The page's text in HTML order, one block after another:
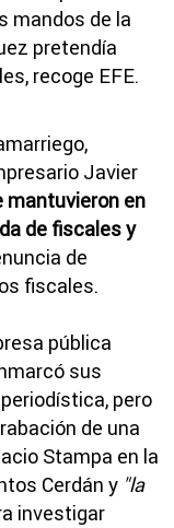
mandos de la
pretendía
recoge EFE.
Javier
mantuvieron en
de fiscales y
de
fiscales.
pública
sus
pero
de una
Stampa en la
Cerdán y "la
investigar